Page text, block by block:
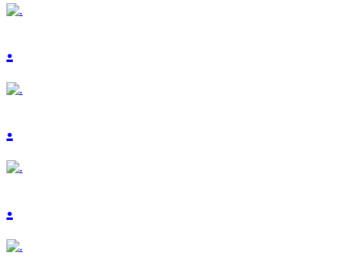
.
.
.